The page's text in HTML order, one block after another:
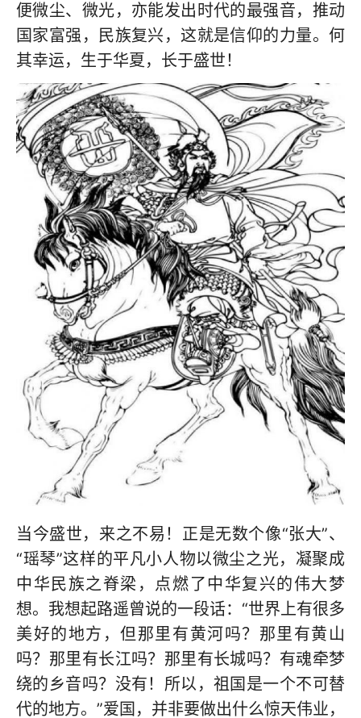
便微尘、微光，亦能发出时代的最强音，推动
国家富强，民族复兴，这就是信仰的力量。何
其幸运，生于华夏，长于盛世！
当今盛世，来之不易！正是无数个像“张大”、
“瑶琴”这样的平凡小人物以微尘之光，凝聚成
中华民族之脊梁，点燃了中华复兴的伟大梦
想。我想起路遥曾说的一段话：“世界上有很多
美好的地方，但那里有黄河吗？那里有黄山
吗？那里有长江吗？那里有长城吗？有魂牵梦
绕的乡音吗？没有！所以，祖国是一个不可替
代的地方。”爱国，并非要做出什么惊天伟业，